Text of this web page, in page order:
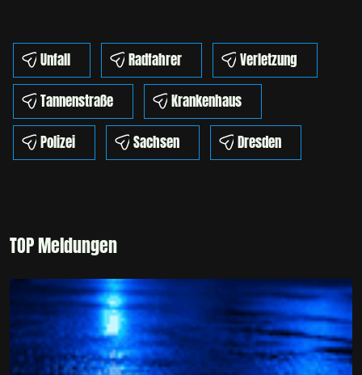
Unfall Radfahrer
Verletzung
Tannenstraße
Krankenhaus
Polizei
Sachsen Dresden
TOP Meldungen